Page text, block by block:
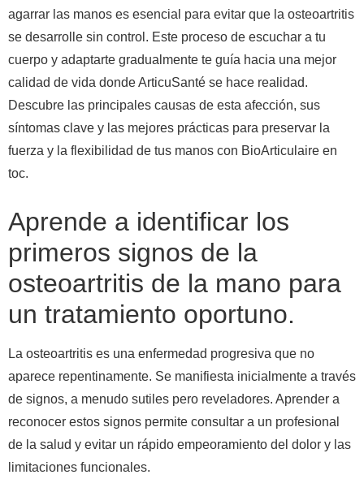
agarrar las manos es esencial para evitar que la osteoartritis
se desarrolle sin control. Este proceso de escuchar a tu
cuerpo y adaptarte gradualmente te guía hacia una mejor
calidad de vida donde ArticuSanté se hace realidad.
Descubre las principales causas de esta afección, sus
síntomas clave y las mejores prácticas para preservar la
fuerza y ​​la flexibilidad de tus manos con BioArticulaire en
toc.
Aprende a identificar los
primeros signos de la
osteoartritis de la mano para
un tratamiento oportuno.
La osteoartritis es una enfermedad progresiva que no
aparece repentinamente. Se manifiesta inicialmente a través
de signos, a menudo sutiles pero reveladores. Aprender a
reconocer estos signos permite consultar a un profesional
de la salud y evitar un rápido empeoramiento del dolor y las
limitaciones funcionales.